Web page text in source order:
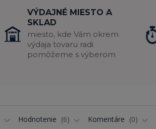
VÝDAJNÉ MIESTO A
SKLAD
miesto, kde Vám okrem
výdaja tovaru radi
pomôžeme s výberom
Hodnotenie 6 Komentáre 0